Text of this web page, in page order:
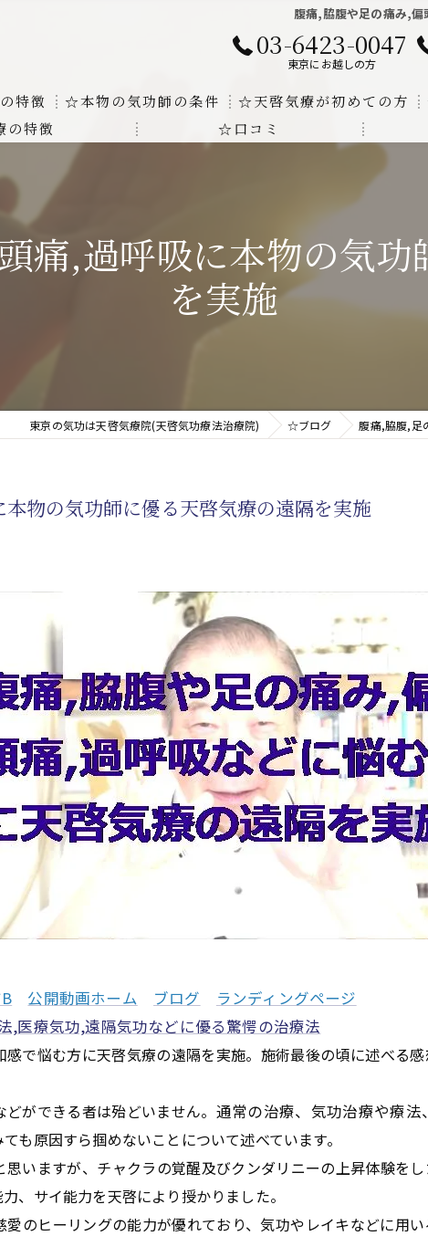
腹痛,脇腹や足の痛み,
03-6423-0047
東京にお越しの方
特徴
に対する回答
する書籍
にも優るサイ能力の凄さ
☆本物の気功師の条件
クンダリニーの上昇でチャクラの覚醒
☆天啓気療が初めての方
の特徴
より奇跡的な寛解
☆口コミ
痛,過呼吸に本物の気
を実施
東京の気功は天啓気療院(天啓気功療法治療院) ☆ブログ 腹痛,脇腹,足
物の気功師に優る天啓気療の遠隔を実施
公開動画ホーム ブログ
ランディングページ
,医療気功,遠隔気功などに優る驚愕の治療法
で悩む方に天啓気療の遠隔を実施。施術最後の頃に述べる
ができる者は殆どいません。 通常の治療、気功治療や療
も原因すら掴めないことについて述べています。
いますが、チャクラの覚醒及びクンダリニーの上昇体験を
、サイ能力を天啓により授かりました。
のヒーリングの能力が優れており、気功やレイキなどに用